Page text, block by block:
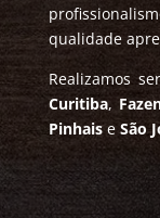
qualidade
Realizamos
Curitiba,
PinhaiseSão